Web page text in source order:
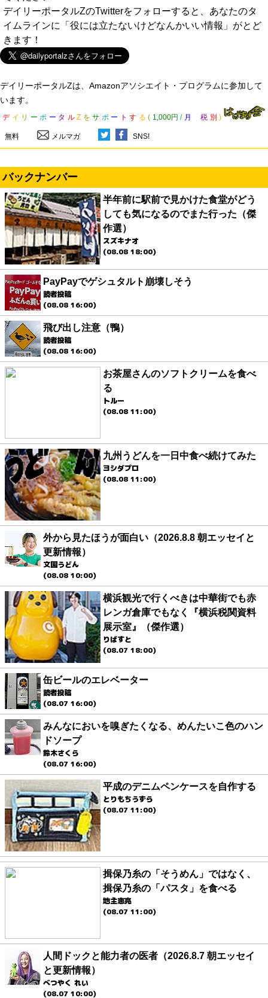
デイリーポータルZのTwitterをフォローすると、あなたのタ
イムラインに「役には立たないけどなんかいい情報」がとど
きます！
デイリーポータルZは、Amazonアソシエイト・プログラムに参加して
います。
デ イ リ ー ポ ー タ ル Z を サ ポ ー ト す る ( 1,000円 / 月 税 別 )
無料 メルマガ SNS!
バックナンバー
半年前に駅前で見かけた食堂がどう
しても気になるのでまた行った（傑
作選）
スズキナオ
(08.08 18:00)
PayPayでゲシュタルト崩壊しそう
読者投稿
(08.08 16:00)
飛び出し注意（鴨）
読者投稿
(08.08 16:00)
お茶屋さんのソフトクリームを食べ
る
トルー
(08.08 11:00)
九州うどんを一日中食べ続けてみた
ヨシダプロ
(08.08 11:00)
外から見たほうが面白い（2026.8.8 朝エッセイと
更新情報）
文園うどん
(08.08 10:00)
横浜観光で行くべきは中華街でも赤
レンガ倉庫でもなく『横浜税関資料
展示室』（傑作選）
りばすと
(08.07 18:00)
缶ビールのエレベーター
読者投稿
(08.07 16:00)
みんなにおいを嗅ぎたくなる、めんたいこ色のハン
ドソープ
鈴木さくら
(08.07 16:00)
平成のデニムペンケースを自作する
とりもちうずら
(08.07 11:00)
揖保乃糸の「そうめん」ではなく、
揖保乃糸の「パスタ」を食べる
地主恵亮
(08.07 11:00)
人間ドックと能力者の医者（2026.8.7 朝エッセイ
と更新情報）
べつやく れい
(08.07 10:00)